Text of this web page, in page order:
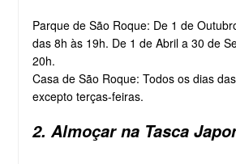
Parque de São Roque: De 1 de
das 8h às 19h. De 1 de Abril a 30 de
20h.
Casa de São Roque: Todos os dias
excepto terças-feiras.
2. Almoçar na Tasca